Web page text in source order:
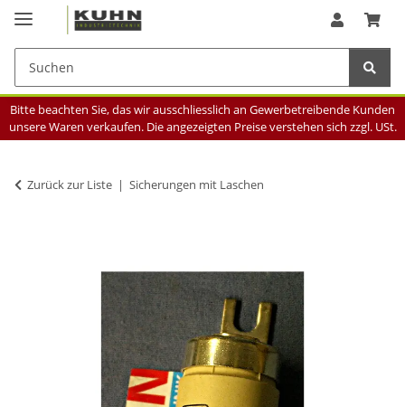
Bitte beachten Sie, das wir ausschliesslich an Gewerbetreibende Kunden
unsere Waren verkaufen. Die angezeigten Preise verstehen sich zzgl. USt.
Zurück zur Liste Sicherungen mit Laschen